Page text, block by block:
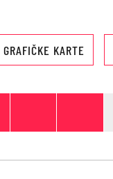
GRAFIČKE KARTE